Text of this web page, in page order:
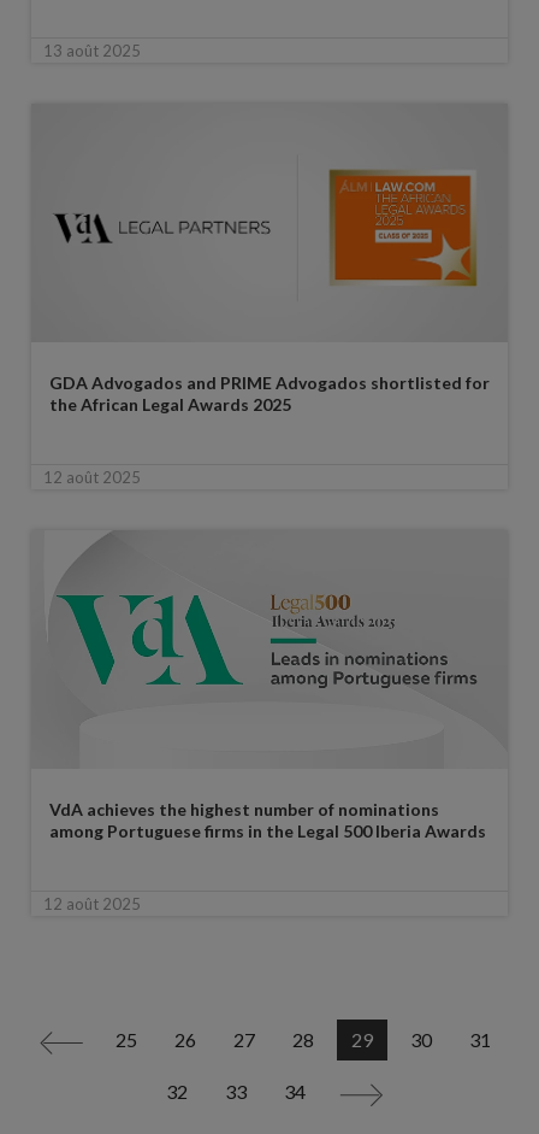
13 août 2025
GDA Advogados and PRIME Advogados shortlisted for
the African Legal Awards 2025
12 août 2025
VdA achieves the highest number of nominations
among Portuguese firms in the Legal 500 Iberia Awards
12 août 2025
< 25 26 27 28 29 30 31
32 33 34 >